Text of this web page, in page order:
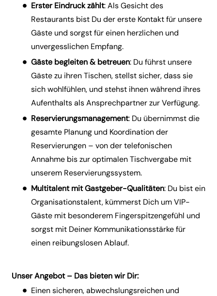
Erster Eindruck zählt: Als Gesicht des
Restaurants bist Du der erste Kontakt für unsere
Gäste und sorgst für einen herzlichen und
unvergesslichen Empfang.
Gäste begleiten & betreuen: Du führst unsere
Gäste zu ihren Tischen, stellst sicher, dass sie
sich wohlfühlen, und stehst ihnen während ihres
Aufenthalts als Ansprechpartner zur Verfügung.
Reservierungsmanagement: Du übernimmst die
gesamte Planung und Koordination der
Reservierungen – von der telefonischen
Annahme bis zur optimalen Tischvergabe mit
unserem Reservierungssystem.
Multitalent mit Gastgeber-Qualitäten: Du bist ein
Organisationstalent, kümmerst Dich um VIP-
Gäste mit besonderem Fingerspitzengefühl und
sorgst mit Deiner Kommunikationsstärke für
einen reibungslosen Ablauf.
Unser Angebot – Das bieten wir Dir:
Einen sicheren, abwechslungsreichen und